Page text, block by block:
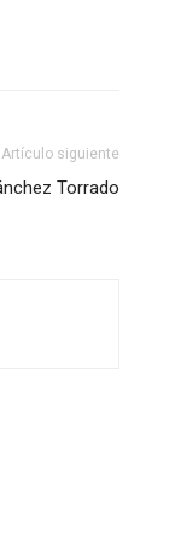
Artículo siguiente
Torrado